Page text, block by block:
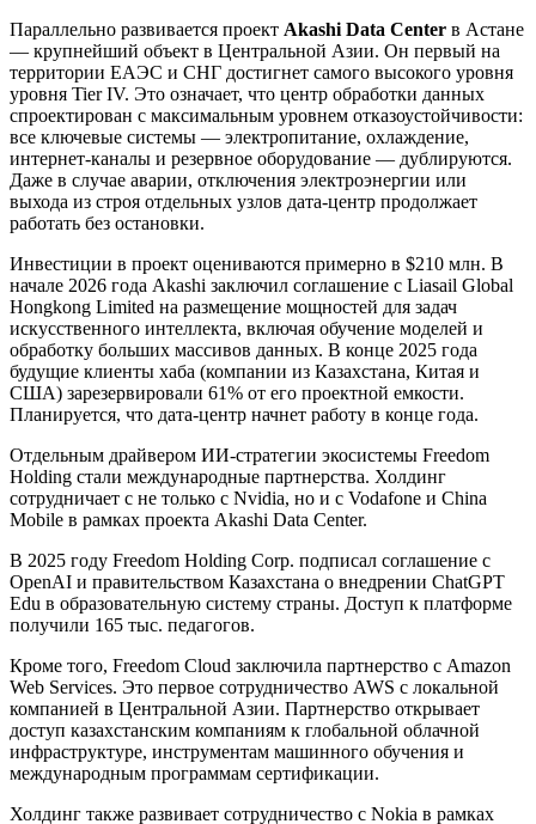
Параллельно развивается проект Akashi Data Center в Астане
— крупнейший объект в Центральной Азии. Он первый на
территории ЕАЭС и СНГ достигнет самого высокого уровня
уровня Tier IV. Это означает, что центр обработки данных
спроектирован с максимальным уровнем отказоустойчивости:
все ключевые системы — электропитание, охлаждение,
интернет-каналы и резервное оборудование — дублируются.
Даже в случае аварии, отключения электроэнергии или
выхода из строя отдельных узлов дата-центр продолжает
работать без остановки.
Инвестиции в проект оцениваются примерно в $210 млн. В
начале 2026 года Akashi заключил соглашение с Liasail Global
Hongkong Limited на размещение мощностей для задач
искусственного интеллекта, включая обучение моделей и
обработку больших массивов данных. В конце 2025 года
будущие клиенты хаба (компании из Казахстана, Китая и
США) зарезервировали 61% от его проектной емкости.
Планируется, что дата-центр начнет работу в конце года.
Отдельным драйвером ИИ-стратегии экосистемы Freedom
Holding стали международные партнерства. Холдинг
сотрудничает с не только с Nvidia, но и с Vodafone и China
Mobile в рамках проекта Akashi Data Center.
В 2025 году Freedom Holding Corp. подписал соглашение с
OpenAI и правительством Казахстана о внедрении ChatGPT
Edu в образовательную систему страны. Доступ к платформе
получили 165 тыс. педагогов.
Кроме того, Freedom Cloud заключила партнерство с Amazon
Web Services. Это первое сотрудничество AWS с локальной
компанией в Центральной Азии. Партнерство открывает
доступ казахстанским компаниям к глобальной облачной
инфраструктуре, инструментам машинного обучения и
международным программам сертификации.
Холдинг также развивает сотрудничество с Nokia в рамках